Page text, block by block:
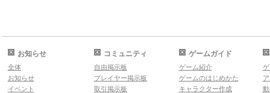
お知らせ
全体
お知らせ
イベント
コミュニティ
自由掲示板
プレイヤー掲示板
取引掲示板
ゲームガイド
ゲーム紹介
ゲームのはじめかた
キャラクター作成